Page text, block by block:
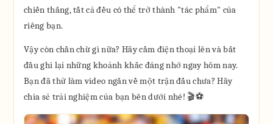
chiến thắng, tất cả đều có thể trở thành "tác phẩm" của
riêng bạn.
Vậy còn chần chừ gì nữa? Hãy cầm điện thoại lên và bắt
đầu ghi lại những khoảnh khắc đáng nhớ ngay hôm nay.
Bạn đã thử làm video ngắn về một trận đấu chưa? Hãy
chia sẻ trải nghiệm của bạn bên dưới nhé! 🎬⚽